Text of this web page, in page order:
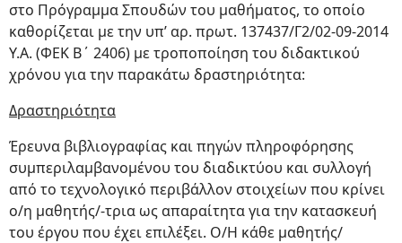
στο Πρόγραμμα Σπουδών του μαθήματος, το οποίο
καθορίζεται με την υπ’ αρ. πρωτ. 137437/Γ2/02-09-2014
Υ.Α. (ΦΕΚ Β΄ 2406) με τροποποίηση του διδακτικού
χρόνου για την παρακάτω δραστηριότητα:
Δραστηριότητα
Έρευνα βιβλιογραφίας και πηγών πληροφόρησης
συμπεριλαμβανομένου του διαδικτύου και συλλογή
από το τεχνολογικό περιβάλλον στοιχείων που κρίνει
ο/η μαθητής/-τρια ως απαραίτητα για την κατασκευή
του έργου που έχει επιλέξει. Ο/Η κάθε μαθητής/